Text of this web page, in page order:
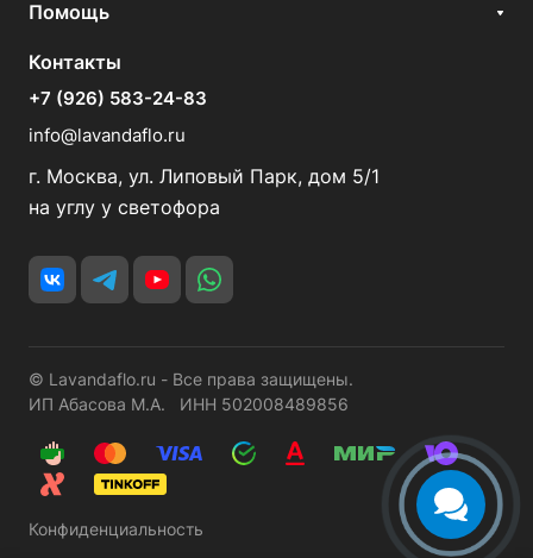
Помощь
Контакты
+7 (926) 583-24-83
info@lavandaflo.ru
г. Москва, ул. Липовый Парк, дом 5/1
на углу у светофора
© Lavandaflo.ru - Все права защищены.
ИП Абасова М.А. ИНН 502008489856
Конфиденциальность